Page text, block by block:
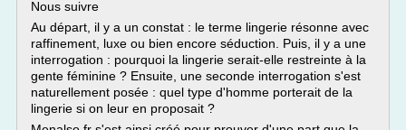
Nous suivre
Au départ, il y a un constat : le terme lingerie résonne avec
raffinement, luxe ou bien encore séduction. Puis, il y a une
interrogation : pourquoi la lingerie serait-elle restreinte à la
gente féminine ? Ensuite, une seconde interrogation s'est
naturellement posée : quel type d'homme porterait de la
lingerie si on leur en proposait ?